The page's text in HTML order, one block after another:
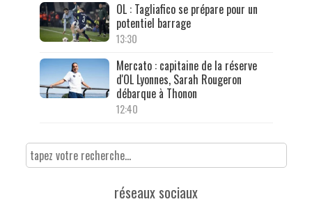
OL : Tagliafico se prépare pour un
potentiel barrage
13:30
Mercato : capitaine de la réserve
d'OL Lyonnes, Sarah Rougeron
débarque à Thonon
12:40
réseaux sociaux